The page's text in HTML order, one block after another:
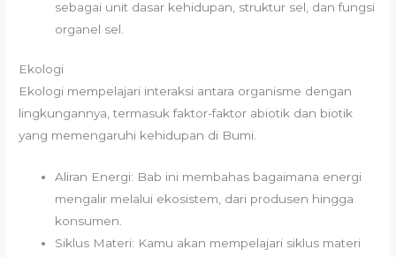
sebagai unit dasar kehidupan, struktur sel, dan fungsi
organel sel.
Ekologi
Ekologi mempelajari interaksi antara organisme dengan
lingkungannya, termasuk faktor-faktor abiotik dan biotik
yang memengaruhi kehidupan di Bumi.
Aliran Energi: Bab ini membahas bagaimana energi
mengalir melalui ekosistem, dari produsen hingga
konsumen.
Siklus Materi: Kamu akan mempelajari siklus materi